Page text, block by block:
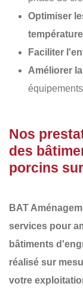
Optimiser
température
Faciliter
Améliorer
Nos
des
porcins
BAT
services pour
bâtiments
réalisé sur
votre